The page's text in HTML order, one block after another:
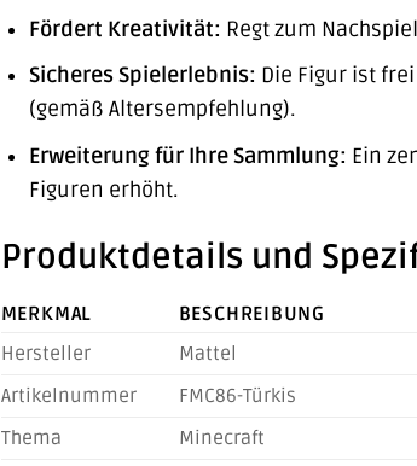
Fördert Kreativität: Regt zum
Sicheres Spielerlebnis: Die Figur ist
(gemäß Altersempfehlung).
Erweiterung für Ihre Sammlung: Ein
Figuren erhöht.
Produktdetails und
MERKMAL
BESCHREIBUNG
Hersteller
Mattel
Artikelnummer
FMC86-Türkis
Thema
Minecraft